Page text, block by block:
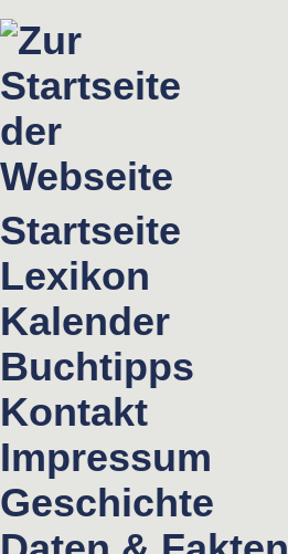
Startseite
Lexikon
Kalender
Buchtipps
Kontakt
Impressum
Geschichte